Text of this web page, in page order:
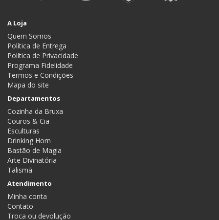
A Loja
Quem Somos
Política de Entrega
Política de Privacidade
Programa Fidelidade
Termos e Condições
Mapa do site
Departamentos
Cozinha da Bruxa
Couros & Cia
Esculturas
Drinking Horn
Bastão de Magia
Arte Divinatória
Talismã
Atendimento
Minha conta
Contato
Troca ou devolução